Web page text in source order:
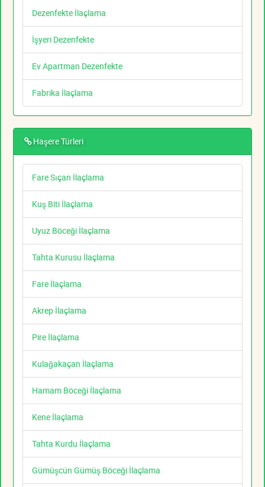
Dezenfekte İlaçlama
İşyeri Dezenfekte
Ev Apartman Dezenfekte
Fabrika İlaçlama
Haşere Türleri
Fare Sıçan İlaçlama
Kuş Biti İlaçlama
Uyuz Böceği İlaçlama
Tahta Kurusu İlaçlama
Fare İlaçlama
Akrep İlaçlama
Pire İlaçlama
Kulağakaçan İlaçlama
Hamam Böceği İlaçlama
Kene İlaçlama
Tahta Kurdu İlaçlama
Gümüşcün Gümüş Böceği İlaçlama